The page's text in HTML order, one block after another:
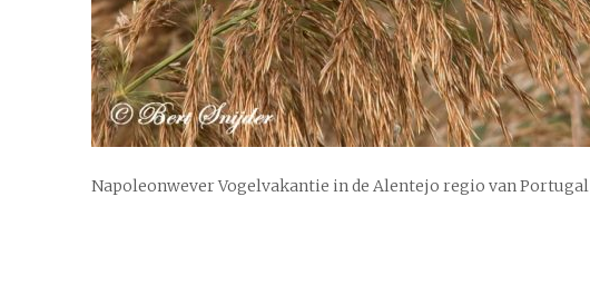
Napoleonwever Vogelvakantie in de Alentejo regio van Portugal